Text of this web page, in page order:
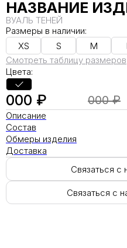
НАЗВАНИЕ
ВУАЛЬ ТЕНЕЙ
Размеры в наличии:
XS
S M
Смотреть таблицу размеров
Цвета:
000 ₽ 000 ₽
Описание
Состав
Обмеры изделия
Доставка
Связаться с
Связаться с